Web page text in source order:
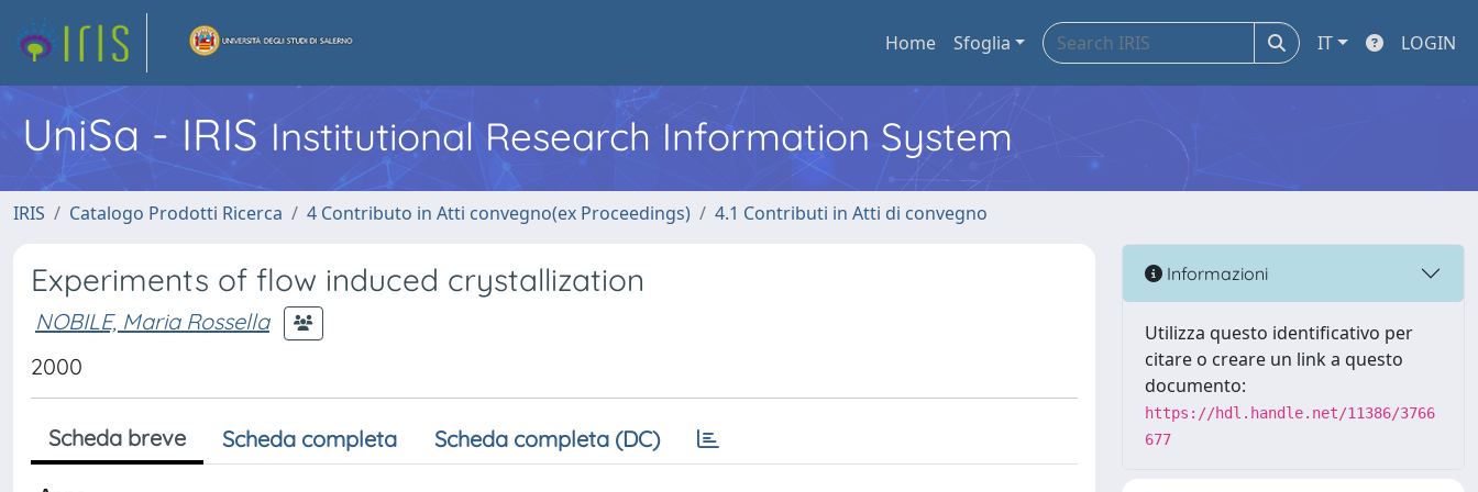
Home Sfoglia IT LOGIN
UniSa - IRIS Institutional Research Information System
IRIS Catalogo Prodotti Ricerca 4 Contributo in Atti convegno(ex Proceedings) 4.1 Contributi in Atti di convegno
Experiments of flow induced crystallization
NOBILE, Maria Rossella
2000
Scheda breve Scheda completa Scheda completa (DC)
Informazioni
Utilizza questo identificativo per
citare o creare un link a questo
documento:
https://hdl.handle.net/11386/3766
677